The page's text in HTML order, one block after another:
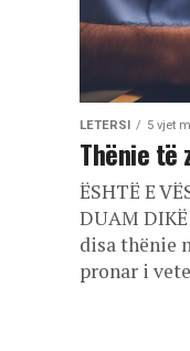
LETERSI 5 vjet
Thënie të
ËSHTË E
DUAM
disa thënie
pronar i